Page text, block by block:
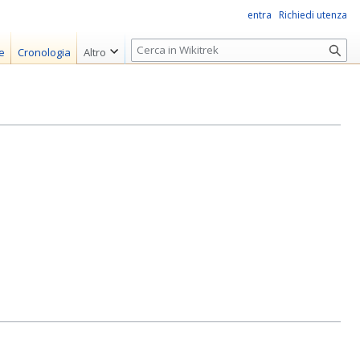
entra Richiedi utenza
Cronologia Altro
R
i
r